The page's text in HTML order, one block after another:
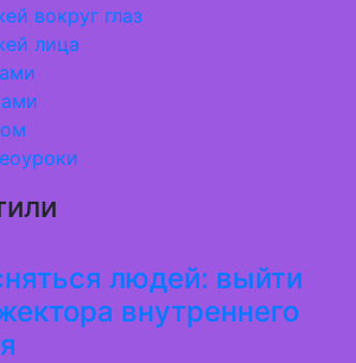
вокруг глаз
лица
людей: выйти
внутреннего